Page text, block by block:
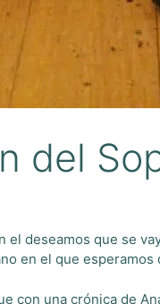
del
el deseamos que se
en el que
con una crónica de